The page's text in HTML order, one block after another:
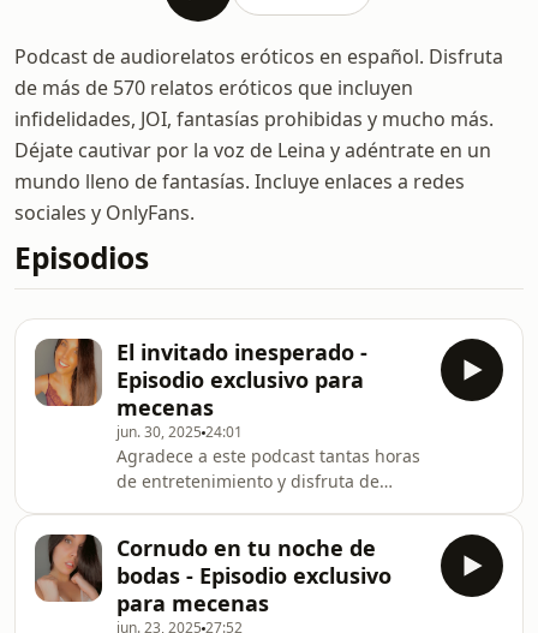
Podcast de audiorelatos eróticos en español. Disfruta
de más de 570 relatos eróticos que incluyen
infidelidades, JOI, fantasías prohibidas y mucho más.
Déjate cautivar por la voz de Leina y adéntrate en un
mundo lleno de fantasías. Incluye enlaces a redes
sociales y OnlyFans.
Episodios
El invitado inesperado -
Episodio exclusivo para
mecenas
jun. 30, 2025 24:01
Agradece a este podcast tantas horas
de entretenimiento y disfruta de
avisar y me encuentro a un viejo
amigo de mi padre durmiendo en mi
cama. Lejos de echarlo, le propongo
Cornudo en tu noche de
bodas - Episodio exclusivo
para mecenas
jun. 23, 2025 27:52